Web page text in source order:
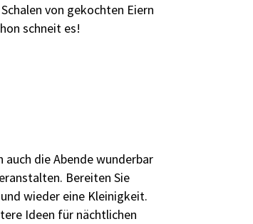
von gekochten Eiern
schneit es!
die Abende wunderbar
Bereiten Sie
wieder eine Kleinigkeit.
Ideen für nächtlichen